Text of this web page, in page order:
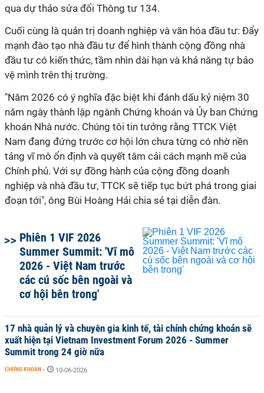
qua dự thảo sửa đổi Thông tư 134.
Cuối cùng là quản trị doanh nghiệp và văn hóa đầu tư: Đẩy
mạnh đào tạo nhà đầu tư để hình thành cộng đồng nhà
đầu tư có kiến thức, tầm nhìn dài hạn và khả năng tự bảo
vệ mình trên thị trường.
"Năm 2026 có ý nghĩa đặc biệt khi đánh dấu kỷ niệm 30
năm ngày thành lập ngành Chứng khoán và Ủy ban Chứng
khoán Nhà nước. Chúng tôi tin tưởng rằng TTCK Việt
Nam đang đứng trước cơ hội lớn chưa từng có nhờ nền
tảng vĩ mô ổn định và quyết tâm cải cách mạnh mẽ của
Chính phủ. Với sự đồng hành của cộng đồng doanh
nghiệp và nhà đầu tư, TTCK sẽ tiếp tục bứt phá trong giai
đoạn tới", ông Bùi Hoàng Hải chia sẻ tại diễn đàn.
Phiên 1 VIF 2026
Summer Summit: 'Vĩ mô
2026 - Việt Nam trước
các cú sốc bên ngoài và
cơ hội bên trong'
17 nhà quản lý và chuyên gia kinh tế, tài chính chứng khoán sẽ
xuất hiện tại Vietnam Investment Forum 2026 - Summer
Summit trong 24 giờ nữa
CHỨNG KHOÁN - 10-06-2026